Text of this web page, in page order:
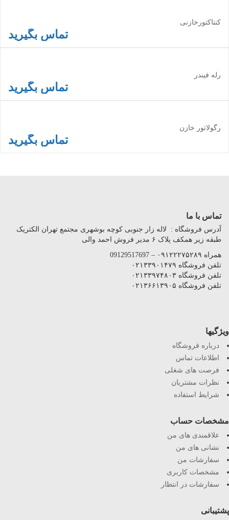
رگولاتور خازن
تماس بگیرید
رله فیندر
تماس بگیرید
کنتاکتورخازنی
تماس بگیرید
تماس با ما
آدرس فروشگاه : لاله زار جنوبی کوچه بوشهری مجتمع تهران الکتریک
طبقه زیر همکف پلاک ۶ مدیر فروش احمد والی
همراه ۰۹۱۲۲۲۷۵۲۸۹ – 09129517697
تلفن فروشگاه ۰۲۱۳۳۹۰۱۴۷۹
تلفن فروشگاه ۰۲۱۳۳۹۷۴۸۰۳
تلفن فروشگاه ۰۲۱۳۶۶۱۳۹۰۵
ویژگیها
درباره فروشگاه
اطلاعات تماس
فرصت های شغلی
نظرات مشتریان
شرایط استفاده
مشخصات حساب
علاقمندی های من
نشانی های من
سفارشات من
مشخصات کاربری
سفارشات در انتظار
پشتیبانی